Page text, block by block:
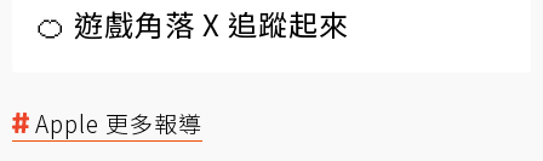
🍊 遊戲角落 X 追蹤起來
Apple 更多報導